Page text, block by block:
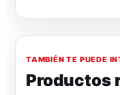
TAMBIÉN TE PUEDE
Productos